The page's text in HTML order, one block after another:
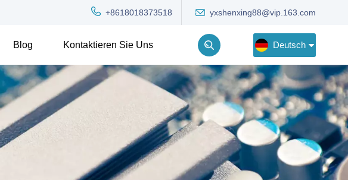
+8618018373518 yxshenxing88@vip.163.com
Blog Kontaktieren Sie Uns Deutsch
English
Deutsch
Русский
한국어